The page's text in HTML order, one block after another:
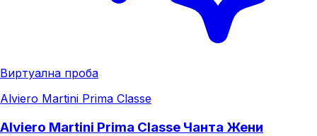
Виртуална проба
Alviero Martini Prima Classe
Alviero Martini Prima Classe Чанта Жени